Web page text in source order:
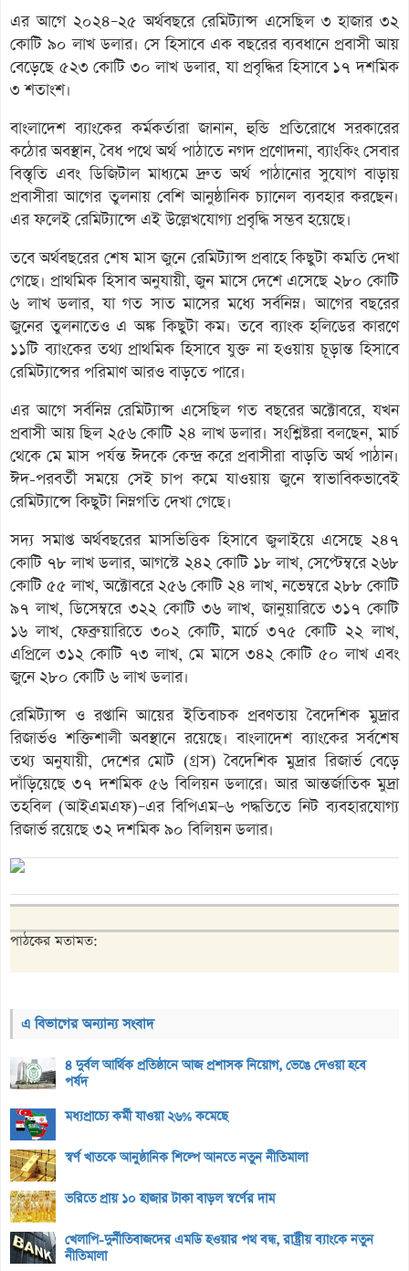
এর আগে ২০২৪–২৫ অর্থবছরে রেমিট্যান্স এসেছিল ৩ হাজার ৩২
কোটি ৯০ লাখ ডলার। সে হিসাবে এক বছরের ব্যবধানে প্রবাসী আয়
বেড়েছে ৫২৩ কোটি ৩০ লাখ ডলার, যা প্রবৃদ্ধির হিসাবে ১৭ দশমিক
৩ শতাংশ।
বাংলাদেশ ব্যাংকের কর্মকর্তারা জানান, হুন্ডি প্রতিরোধে সরকারের
কঠোর অবস্থান, বৈধ পথে অর্থ পাঠাতে নগদ প্রণোদনা, ব্যাংকিং সেবার
বিস্তৃতি এবং ডিজিটাল মাধ্যমে দ্রুত অর্থ পাঠানোর সুযোগ বাড়ায়
প্রবাসীরা আগের তুলনায় বেশি আনুষ্ঠানিক চ্যানেল ব্যবহার করছেন।
এর ফলেই রেমিট্যান্সে এই উল্লেখযোগ্য প্রবৃদ্ধি সম্ভব হয়েছে।
তবে অর্থবছরের শেষ মাস জুনে রেমিট্যান্স প্রবাহে কিছুটা কমতি দেখা
গেছে। প্রাথমিক হিসাব অনুযায়ী, জুন মাসে দেশে এসেছে ২৮০ কোটি
৬ লাখ ডলার, যা গত সাত মাসের মধ্যে সর্বনিম্ন। আগের বছরের
জুনের তুলনাতেও এ অঙ্ক কিছুটা কম। তবে ব্যাংক হলিডের কারণে
১১টি ব্যাংকের তথ্য প্রাথমিক হিসাবে যুক্ত না হওয়ায় চূড়ান্ত হিসাবে
রেমিট্যান্সের পরিমাণ আরও বাড়তে পারে।
এর আগে সর্বনিম্ন রেমিট্যান্স এসেছিল গত বছরের অক্টোবরে, যখন
প্রবাসী আয় ছিল ২৫৬ কোটি ২৪ লাখ ডলার। সংশ্লিষ্টরা বলছেন, মার্চ
থেকে মে মাস পর্যন্ত ঈদকে কেন্দ্র করে প্রবাসীরা বাড়তি অর্থ পাঠান।
ঈদ-পরবর্তী সময়ে সেই চাপ কমে যাওয়ায় জুনে স্বাভাবিকভাবেই
রেমিট্যান্সে কিছুটা নিম্নগতি দেখা গেছে।
সদ্য সমাপ্ত অর্থবছরের মাসভিত্তিক হিসাবে জুলাইয়ে এসেছে ২৪৭
কোটি ৭৮ লাখ ডলার, আগস্টে ২৪২ কোটি ১৮ লাখ, সেপ্টেম্বরে ২৬৮
কোটি ৫৫ লাখ, অক্টোবরে ২৫৬ কোটি ২৪ লাখ, নভেম্বরে ২৮৮ কোটি
৯৭ লাখ, ডিসেম্বরে ৩২২ কোটি ৩৬ লাখ, জানুয়ারিতে ৩১৭ কোটি
১৬ লাখ, ফেব্রুয়ারিতে ৩০২ কোটি, মার্চে ৩৭৫ কোটি ২২ লাখ,
এপ্রিলে ৩১২ কোটি ৭৩ লাখ, মে মাসে ৩৪২ কোটি ৫০ লাখ এবং
জুনে ২৮০ কোটি ৬ লাখ ডলার।
রেমিট্যান্স ও রপ্তানি আয়ের ইতিবাচক প্রবণতায় বৈদেশিক মুদ্রার
রিজার্ভও শক্তিশালী অবস্থানে রয়েছে। বাংলাদেশ ব্যাংকের সর্বশেষ
তথ্য অনুযায়ী, দেশের মোট (গ্রস) বৈদেশিক মুদ্রার রিজার্ভ বেড়ে
দাঁড়িয়েছে ৩৭ দশমিক ৫৬ বিলিয়ন ডলারে। আর আন্তর্জাতিক মুদ্রা
তহবিল (আইএমএফ)–এর বিপিএম–৬ পদ্ধতিতে নিট ব্যবহারযোগ্য
রিজার্ভ রয়েছে ৩২ দশমিক ৯০ বিলিয়ন ডলার।
পাঠকের মতামত:
এ বিভাগের অন্যান্য সংবাদ
৪ দুর্বল আর্থিক প্রতিষ্ঠানে আজ প্রশাসক নিয়োগ, ভেঙে দেওয়া হবে
পর্ষদ
মধ্যপ্রাচ্যে কর্মী যাওয়া ২৬% কমেছে
স্বর্ণ খাতকে আনুষ্ঠানিক শিল্পে আনতে নতুন নীতিমালা
ভরিতে প্রায় ১০ হাজার টাকা বাড়ল স্বর্ণের দাম
খেলাপি-দুর্নীতিবাজদের এমডি হওয়ার পথ বন্ধ, রাষ্ট্রীয় ব্যাংকে নতুন
নীতিমালা